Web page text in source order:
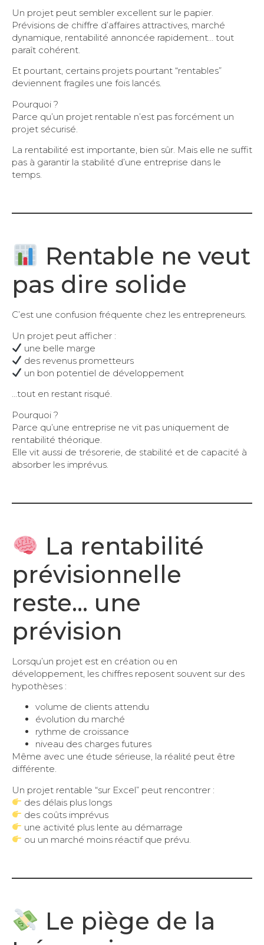
Un projet peut sembler excellent sur le papier.
Prévisions de chiffre d’affaires attractives, marché
dynamique, rentabilité annoncée rapidement… tout
paraît cohérent.
Et pourtant, certains projets pourtant “rentables”
deviennent fragiles une fois lancés.
Pourquoi ?
Parce qu’un projet rentable n’est pas forcément un
projet sécurisé.
La rentabilité est importante, bien sûr. Mais elle ne suffit
pas à garantir la stabilité d’une entreprise dans le
temps.
Rentable ne veut
pas dire solide
C’est une confusion fréquente chez les entrepreneurs.
Un projet peut afficher :
une belle marge
des revenus prometteurs
un bon potentiel de développement
…tout en restant risqué.
Pourquoi ?
Parce qu’une entreprise ne vit pas uniquement de
rentabilité théorique.
Elle vit aussi de trésorerie, de stabilité et de capacité à
absorber les imprévus.
La rentabilité
prévisionnelle
reste… une
prévision
Lorsqu’un projet est en création ou en
développement, les chiffres reposent souvent sur des
hypothèses :
volume de clients attendu
évolution du marché
rythme de croissance
niveau des charges futures
Même avec une étude sérieuse, la réalité peut être
différente.
Un projet rentable “sur Excel” peut rencontrer :
des délais plus longs
des coûts imprévus
une activité plus lente au démarrage
ou un marché moins réactif que prévu.
Le piège de la